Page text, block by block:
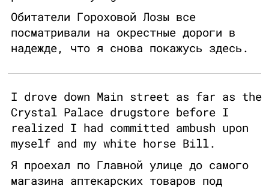
Обитатели Гороховой Лозы все
посматривали на окрестные дороги в
надежде, что я снова покажусь здесь.
I drove down Main street as far as the
Crystal Palace drugstore before I
realized I had committed ambush upon
myself and my white horse Bill.
Я проехал по Главной улице до самого
магазина аптекарских товаров под